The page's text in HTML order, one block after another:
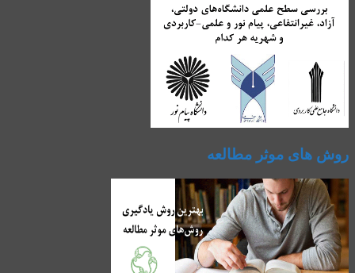
روش های موثر مطالعه